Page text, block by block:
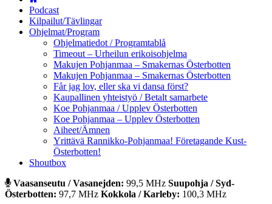
Podcast
Kilpailut/Tävlingar
Ohjelmat/Program
Ohjelmatiedot / Programtablå
Timeout – Urheilun erikoisohjelma
Makujen Pohjanmaa – Smakernas Österbotten
Makujen Pohjanmaa – Smakernas Österbotten
Får jag lov, eller ska vi dansa först?
Kaupallinen yhteistyö / Betalt samarbete
Koe Pohjanmaa / Upplev Österbotten
Koe Pohjanmaa – Upplev Österbotten
Aiheet/Ämnen
Yrittävä Rannikko-Pohjanmaa! Företagande Kust-
Österbotten!
Shoutbox
Vaasanseutu / Vasanejden: 99,5 MHz Suupohja / Syd-
Österbotten: 97,7 MHz Kokkola / Karleby: 100,3 MHz